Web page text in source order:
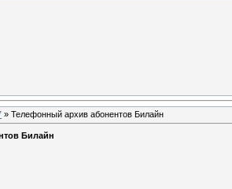
» Телефонный архив абонентов Билайн
Билайн